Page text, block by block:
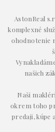
AstonReal
komplexné
ohodnotenie
našich
Naši
okrem toho
predaji, kúpe